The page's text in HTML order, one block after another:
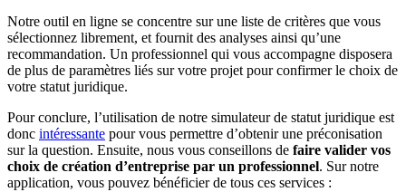
Notre outil en ligne se concentre sur une liste de critères que vous
sélectionnez librement, et fournit des analyses ainsi qu’une
recommandation. Un professionnel qui vous accompagne disposera
de plus de paramètres liés sur votre projet pour confirmer le choix de
votre statut juridique.
Pour conclure, l’utilisation de notre simulateur de statut juridique est
donc intéressante pour vous permettre d’obtenir une préconisation
sur la question. Ensuite, nous vous conseillons de faire valider vos
choix de création d’entreprise par un professionnel. Sur notre
application, vous pouvez bénéficier de tous ces services :